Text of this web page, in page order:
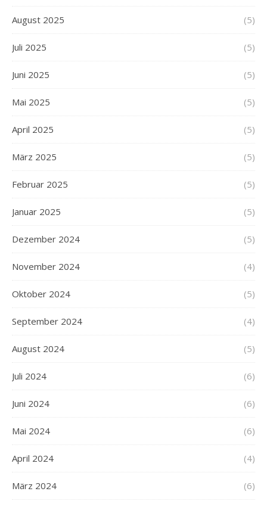
August 2025 (5)
Juli 2025 (5)
Juni 2025 (5)
Mai 2025 (5)
April 2025 (5)
März 2025 (5)
Februar 2025 (5)
Januar 2025 (5)
Dezember 2024 (5)
November 2024 (4)
Oktober 2024 (5)
September 2024 (4)
August 2024 (5)
Juli 2024 (6)
Juni 2024 (6)
Mai 2024 (6)
April 2024 (4)
März 2024 (6)